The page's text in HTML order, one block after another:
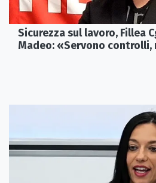
Sicurezza sul lavoro, Fillea
Madeo: «Servono